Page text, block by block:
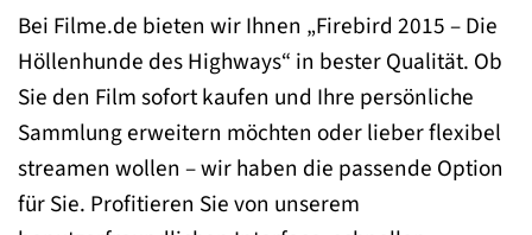
Bei Filme.de bieten wir Ihnen „Firebird 2015 – Die
Höllenhunde des Highways“ in bester Qualität. Ob
Sie den Film sofort kaufen und Ihre persönliche
Sammlung erweitern möchten oder lieber flexibel
streamen wollen – wir haben die passende Option
für Sie. Profitieren Sie von unserem